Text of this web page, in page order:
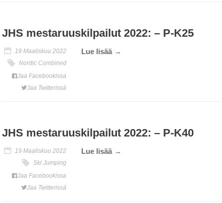
JHS mestaruuskilpailut 2022: – P-K25
19 Maaliskuu 2022
Nordic Combined
Jaa Facebookissa
Jaa Twitterissä
Lue lisää
JHS mestaruuskilpailut 2022: – P-K40
19 Maaliskuu 2022
Ski Jumping
Jaa Facebookissa
Jaa Twitterissä
Lue lisää